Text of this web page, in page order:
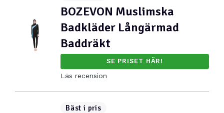
BOZEVON Muslimska
Badkläder Långärmad
Baddräkt
SE PRISET HÄR!
Läs recension
Bäst i pris